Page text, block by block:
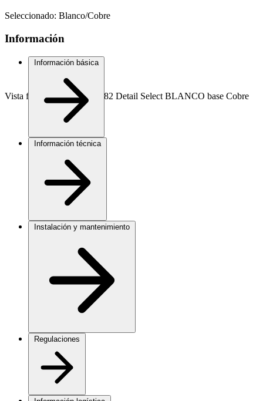
Vista frontal marco Simon 82 Detail Select BLANCO base Cobre
Seleccionado: Blanco/Cobre
Información